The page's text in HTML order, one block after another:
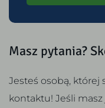
Masz pytania?
Jesteś osobą, której
kontaktu! Jeśli